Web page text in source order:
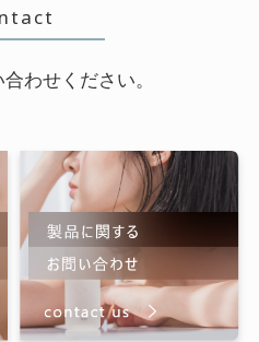
わせください。